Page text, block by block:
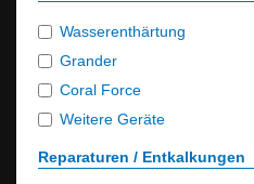
Wasserenthärtung
Grander
Coral Force
Weitere Geräte
Reparaturen / Entkalkungen